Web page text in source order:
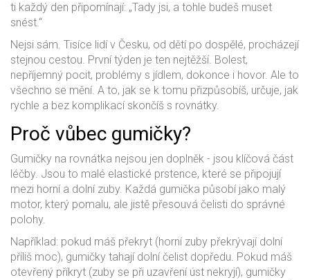
ti každý den připomínají: „Tady jsi, a tohle budeš muset
snést.“
Nejsi sám. Tisíce lidí v Česku, od dětí po dospělé, procházejí
stejnou cestou. První týden je ten nejtěžší. Bolest,
nepříjemný pocit, problémy s jídlem, dokonce i hovor. Ale to
všechno se mění. A to, jak se k tomu přizpůsobíš, určuje, jak
rychle a bez komplikací skončíš s rovnátky.
Proč vůbec gumičky?
Gumičky na rovnátka nejsou jen doplněk - jsou klíčová část
léčby. Jsou to malé elastické prstence, které se připojují
mezi horní a dolní zuby. Každá gumička působí jako malý
motor, který pomalu, ale jistě přesouvá čelisti do správné
polohy.
Například: pokud máš překryt (horní zuby překrývají dolní
příliš moc), gumičky tahají dolní čelist dopředu. Pokud máš
otevřený příkryt (zuby se při uzavření úst nekryjí), gumičky